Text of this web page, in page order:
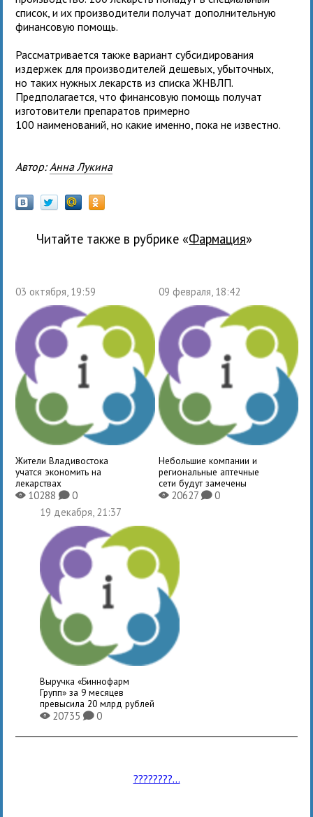
список, и их производители получат дополнительную
финансовую помощь.
Рассматривается также вариант субсидирования
издержек для производителей дешевых, убыточных,
но таких нужных лекарств из списка ЖНВЛП.
Предполагается, что финансовую помощь получат
изготовители препаратов примерно
100 наименований, но какие именно, пока не известно.
Автор: Анна Лукина
Читайте также в рубрике « фармация»
03 октября, 19:59
Жители Владивостока
учатся экономить на
лекарствах
X10288K0
09 февраля, 18:42
Небольшие компании и
региональные аптечные
сети будут замечены
X20627 K0
19 декабря, 21:37
Выручка «Биннофарм
Групп» за 9 месяцев
превысила 20 млрд рублей
X20735K0
????????...